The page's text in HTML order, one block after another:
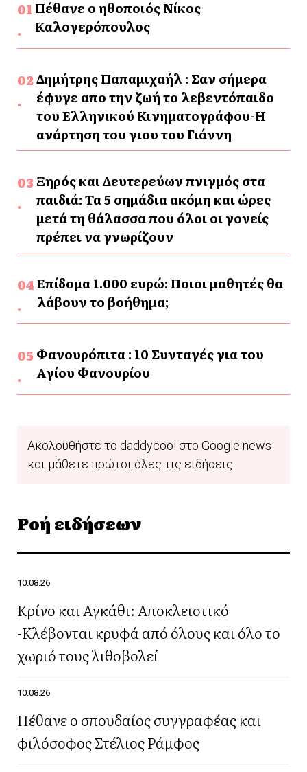
Πέθανε ο ηθοποιός Νίκος
Καλογερόπουλος
Δημήτρης Παπαμιχαήλ : Σαν σήμερα
έφυγε απο την ζωή το λεβεντόπαιδο
του Ελληνικού Κινηματογράφου-Η
ανάρτηση του γιου του Γιάννη
Ξηρός και Δευτερεύων πνιγμός στα
παιδιά: Τα 5 σημάδια ακόμη και ώρες
μετά τη θάλασσα που όλοι οι γονείς
πρέπει να γνωρίζουν
Επίδομα 1.000 ευρώ: Ποιοι μαθητές θα
λάβουν το βοήθημα;
Φανουρόπιτα : 10 Συνταγές για του
Αγίου Φανουρίου
Ακολουθήστε το daddycool στο Google news
και μάθετε πρώτοι όλες τις ειδήσεις
Ροή ειδήσεων
10.08.26
Κρίνο και Αγκάθι: Aποκλειστικό
-Κλέβονται κρυφά από όλους και όλο το
χωριό τους λιθοβολεί
10.08.26
Πέθανε ο σπουδαίος συγγραφέας και
φιλόσοφος Στέλιος Ράμφος